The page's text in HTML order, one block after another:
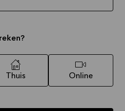
Thuis Online